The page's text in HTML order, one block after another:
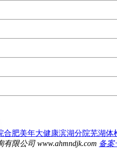
合肥美年大健康滨湖分院芜湖体
限公司 www.ahmndjk.com 备案